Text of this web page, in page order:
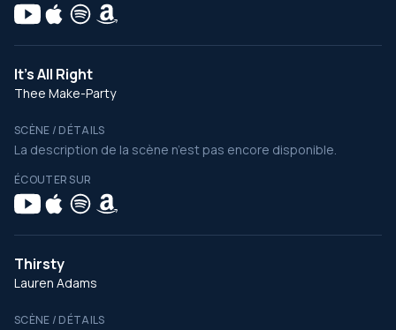
It's All Right
Thee Make-Party
SCÈNE / DÉTAILS
La description de la scène n’est pas encore disponible.
ÉCOUTER SUR
Thirsty
Lauren Adams
SCÈNE / DÉTAILS